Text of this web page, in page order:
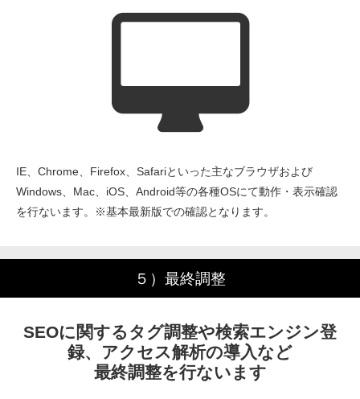
IE、Chrome、Firefox、Safariといった主なブラウザおよび
Windows、Mac、iOS、Android等の各種OSにて動作・表示確認
を行ないます。※基本最新版での確認となります。
５）最終調整
SEOに関するタグ調整や検索エンジン登
録、アクセス解析の導入など
最終調整を行ないます